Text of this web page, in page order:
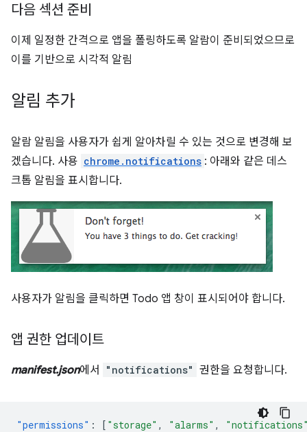
다음 섹션 준비
이제 일정한 간격으로 앱을 폴링하도록 알람이 준비되었으므로
이를 기반으로 시각적 알림
알림 추가
알람 알림을 사용자가 쉽게 알아차릴 수 있는 것으로 변경해 보
겠습니다. 사용 chrome.notifications : 아래와 같은 데스
크톱 알림을 표시합니다.
사용자가 알림을 클릭하면 Todo 앱 창이 표시되어야 합니다.
앱 권한 업데이트
manifest.json에서 "notifications" 권한을 요청합니다.
"permissions" : [ "storage" , "alarms" ,